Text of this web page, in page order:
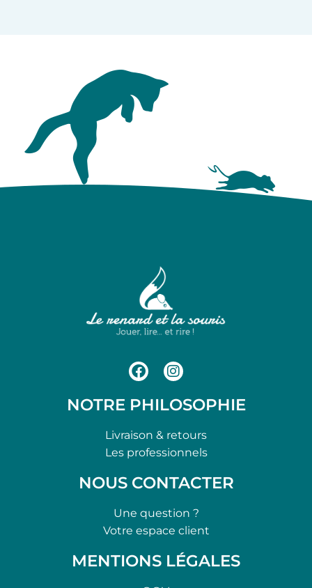
NOTRE PHILOSOPHIE
Livraison & retours
Les professionnels
NOUS CONTACTER
Une question ?
Votre espace client
MENTIONS LÉGALES